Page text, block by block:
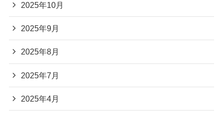
2025年10月
2025年9月
2025年8月
2025年7月
2025年4月